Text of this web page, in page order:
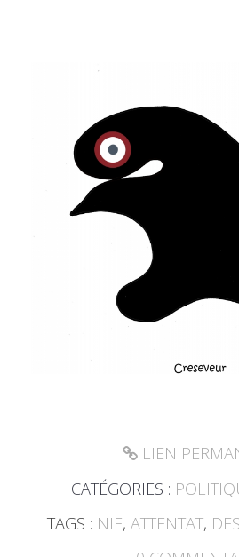
LIEN
CATÉGORIES :
TAGS : NIE, ATTENTAT,